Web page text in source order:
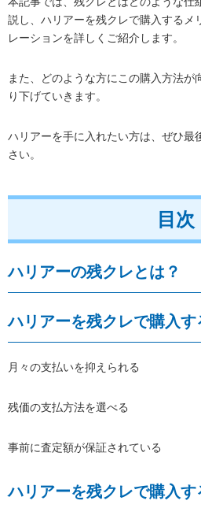
説し、ハリアーを残クレで購入するメ
レーションを詳しくご紹介します。
また、どのような方にこの購入方法が
り下げていきます。
ハリアーを手に入れたい方は、ぜひ最
さい。
目次
ハリアーの残クレとは？
ハリアーを残クレで購入す
月々の支払いを抑えられる
残価の支払方法を選べる
事前に査定額が保証されている
ハリアーを残クレで購入す